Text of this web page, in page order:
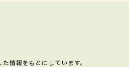
情報をもとにしています。